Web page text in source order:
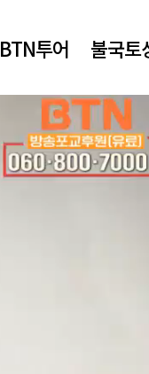
BTN투어 불국토